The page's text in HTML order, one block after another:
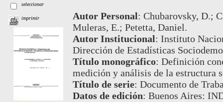
seleccionar
imprimir Autor Personal: Chubarovsky, D.;
Muleras, E.; Petetta, Daniel.
Autor Institucional: Instituto
Dirección de Estadísticas
Título monográfico: Definición
medición y análisis de la estructura
Título de serie: Documento de
Datos de edición: Buenos Aires: